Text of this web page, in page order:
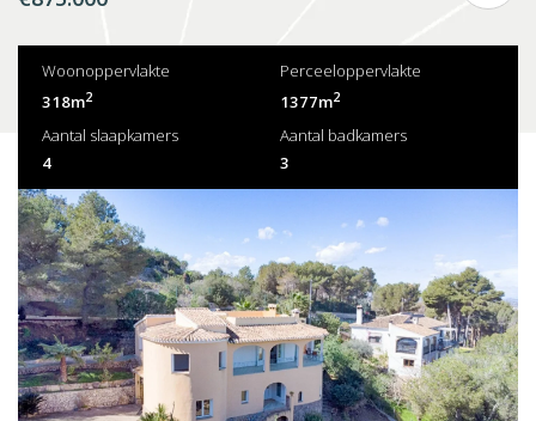
Woonoppervlakte
318m2
Perceeloppervlakte
1377m2
Aantal slaapkamers
4
Aantal badkamers
3